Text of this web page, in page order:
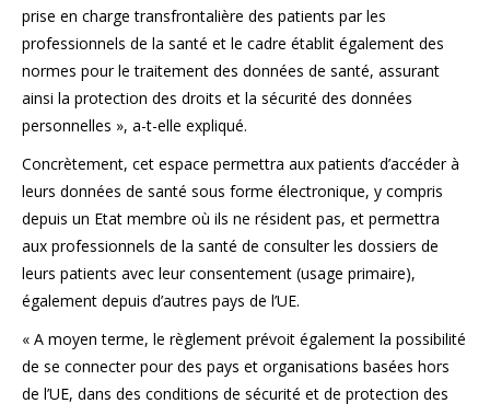
prise en charge transfrontalière des patients par les
professionnels de la santé et le cadre établit également des
normes pour le traitement des données de santé, assurant
ainsi la protection des droits et la sécurité des données
personnelles », a-t-elle expliqué.
Concrètement, cet espace permettra aux patients d’accéder à
leurs données de santé sous forme électronique, y compris
depuis un Etat membre où ils ne résident pas, et permettra
aux professionnels de la santé de consulter les dossiers de
leurs patients avec leur consentement (usage primaire),
également depuis d’autres pays de l’UE.
« A moyen terme, le règlement prévoit également la possibilité
de se connecter pour des pays et organisations basées hors
de l’UE, dans des conditions de sécurité et de protection des